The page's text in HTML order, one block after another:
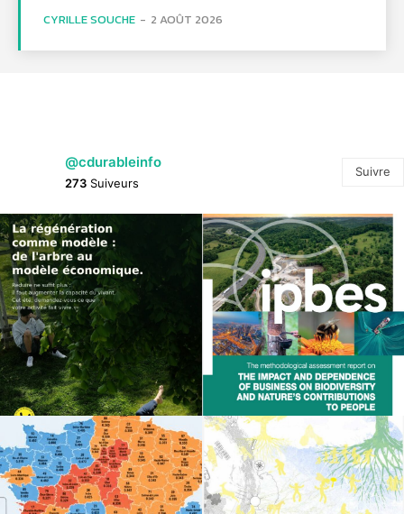
CYRILLE SOUCHE - 2 AOÛT 2026
@cdurableinfo
273 Suiveurs
Suivre